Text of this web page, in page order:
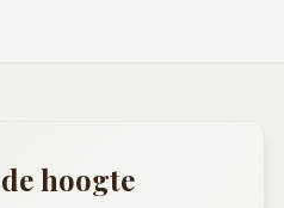
hoogte